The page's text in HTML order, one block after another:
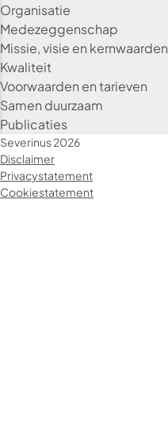
Organisatie
Medezeggenschap
Missie, visie en kernwaarden
Kwaliteit
Voorwaarden en tarieven
Samen duurzaam
Publicaties
Severinus 2026
Disclaimer
Privacystatement
Cookiestatement